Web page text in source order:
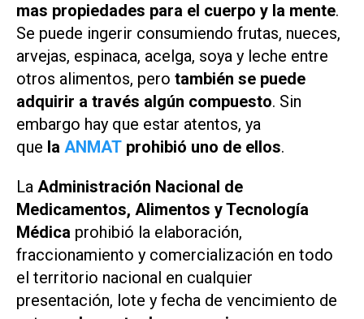
mas propiedades para el cuerpo y la mente.
Se puede ingerir consumiendo frutas, nueces,
arvejas, espinaca, acelga, soya y leche entre
otros alimentos, pero también se puede
adquirir a través algún compuesto. Sin
embargo hay que estar atentos, ya
que la ANMAT prohibió uno de ellos.
La Administración Nacional de
Medicamentos, Alimentos y Tecnología
Médica prohibió la elaboración,
fraccionamiento y comercialización en todo
el territorio nacional en cualquier
presentación, lote y fecha de vencimiento de